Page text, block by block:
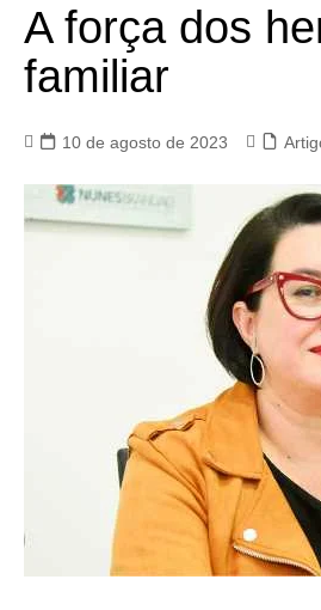
A força dos
familiar
10 de agosto de 2023